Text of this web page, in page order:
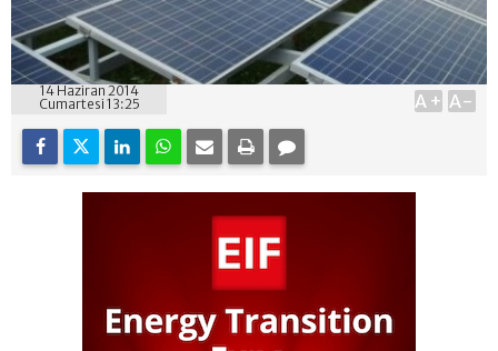
14 Haziran 2014
Cumartesi 13:25
A+ A-